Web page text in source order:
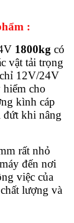
:
1800kg có
vật tải trọng
12V/24V
cho
kình cáp
đứt khi nâng
rất nhỏ
đến nơi
việc của
lượng và